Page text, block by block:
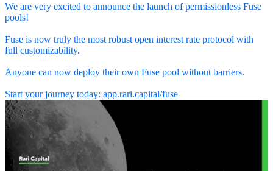
We are very excited to announce the launch of permissionless Fuse
pools!
Fuse is now truly the most robust open interest rate protocol with
full customizability.
Anyone can now deploy their own Fuse pool without barriers.
Start your journey today: app.rari.capital/fuse